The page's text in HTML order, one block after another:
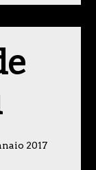
2017